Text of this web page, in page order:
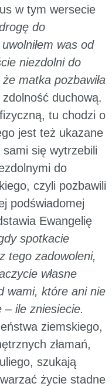
w tym wersecie
do
was od
niezdolni do
matka pozbawiła
duchową.
tu chodzi o
jest też ukazane
się wytrzebili
do
czyli pozbawili
podświadomej
Ewangelię
spotkacie
tego zadowoleni,
własne
wami, które ani nie
ile zniesiecie.
ziemskiego,
złamań,
szukają
życie stadne